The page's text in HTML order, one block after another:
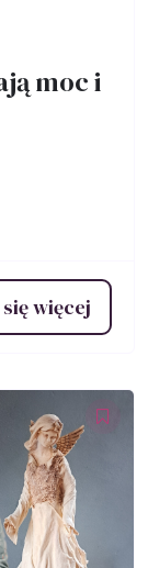
moc i
więcej